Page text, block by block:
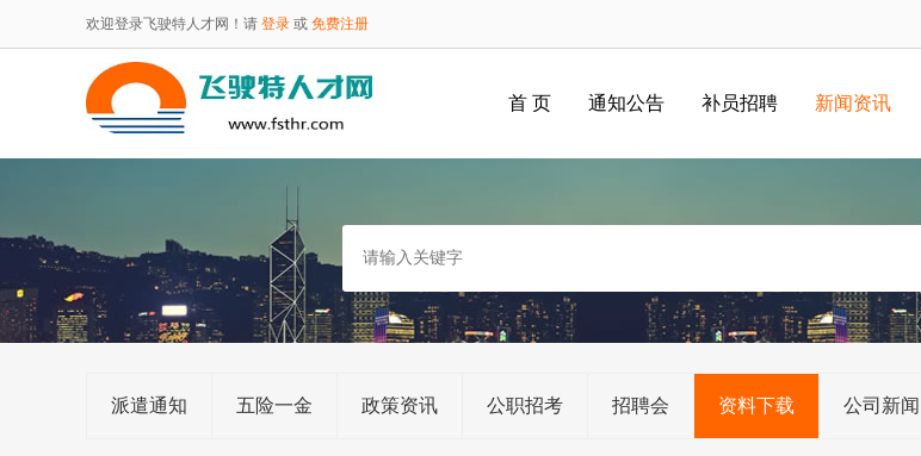
欢迎登录飞驶特人才网！请 登录 或 免费注册
首 页 通知公告 补员招聘 新闻资讯
派遣通知 五险一金 政策资讯 公职招考 招聘会 资料下载 公司新闻